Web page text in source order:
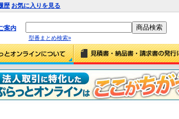
歴 お気に入りを見る
案内
型番まとめ検索»